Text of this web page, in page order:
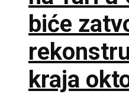
biće
kraja